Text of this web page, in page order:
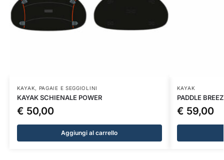
KAYAK, PAGAIE E SEGGIOLINI
KAYAK SCHIENALE POWER
€ 50,00
Aggiungi al carrello
KAYAK
PADDLE
€ 59,00